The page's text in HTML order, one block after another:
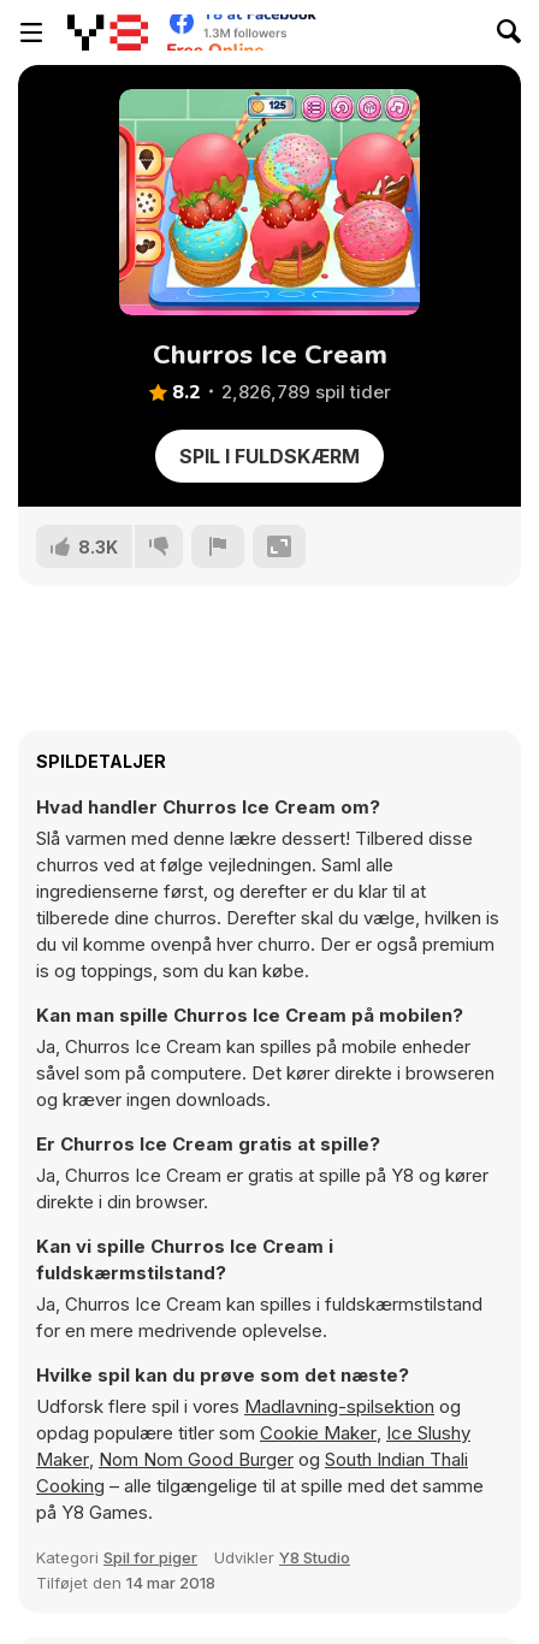
Churros Ice Cream
8.2 2,826,789 spil tider
SPIL I FULDSKÆRM
8.3K
SPILDETALJER
Hvad handler Churros Ice Cream om?
Slå varmen med denne lækre dessert! Tilbered disse
churros ved at følge vejledningen. Saml alle
ingredienserne først, og derefter er du klar til at
tilberede dine churros. Derefter skal du vælge, hvilken is
du vil komme ovenpå hver churro. Der er også premium
is og toppings, som du kan købe.
Kan man spille Churros Ice Cream på mobilen?
Ja, Churros Ice Cream kan spilles på mobile enheder
såvel som på computere. Det kører direkte i browseren
og kræver ingen downloads.
Er Churros Ice Cream gratis at spille?
Ja, Churros Ice Cream er gratis at spille på Y8 og kører
direkte i din browser.
Kan vi spille Churros Ice Cream i
fuldskærmstilstand?
Ja, Churros Ice Cream kan spilles i fuldskærmstilstand
for en mere medrivende oplevelse.
Hvilke spil kan du prøve som det næste?
Udforsk flere spil i vores Madlavning-spilsektion og
opdag populære titler som Cookie Maker, Ice Slushy
Maker, Nom Nom Good Burger og South Indian Thali
Cooking – alle tilgængelige til at spille med det samme
på Y8 Games.
Kategori Spil for piger Udvikler Y8 Studio
Tilføjet den 14 mar 2018